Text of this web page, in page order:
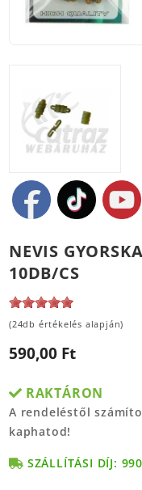
NEVIS
10DB/CS
(24db értékelés alapján)
590,00 Ft
RAKTÁRON
A rendeléstől
kaphatod!
SZÁLLÍTÁSI DÍJ: